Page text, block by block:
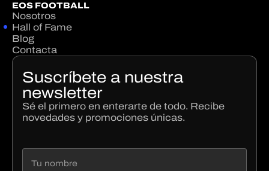
EOS FOOTBALL
Nosotros
Hall of Fame
Blog
Contacta
Suscríbete a nuestra
newsletter
Sé el primero en enterarte de todo. Recibe
novedades y promociones únicas.